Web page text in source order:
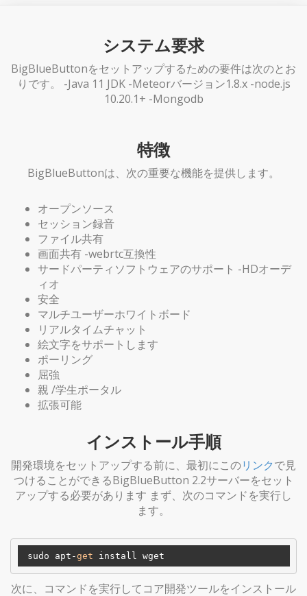
システム要求
BigBlueButtonをセットアップするための要件は次のとお
りです。 -Java 11 JDK -Meteorバージョン1.8.x -node.js
10.20.1+ -Mongodb
特徴
BigBlueButtonは、次の重要な機能を提供します。
オープンソース
セッション録音
ファイル共有
画面共有 -webrtc互換性
サードパーティソフトウェアのサポート -HDオーデ
ィオ
安全
マルチユーザーホワイトボード
リアルタイムチャット
絵文字をサポートします
ポーリング
屈強
親 /学生ポータル
拡張可能
インストール手順
開発環境をセットアップする前に、最初にこのリンクで見
つけることができるBigBlueButton 2.2サーバーをセット
アップする必要があります まず、次のコマンドを実行し
ます。
sudo apt-get
次に、コマンドを実行してコア開発ツールをインストール